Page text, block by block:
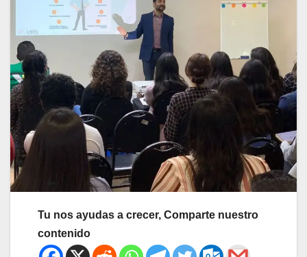
Tu nos ayudas a crecer, Comparte nuestro
contenido